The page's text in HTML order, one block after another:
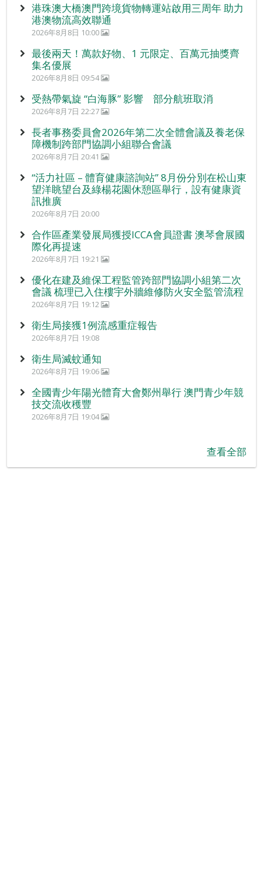
港珠澳大橋澳門跨境貨物轉運站啟用三周年 助力
港澳物流高效聯通
2026年8月8日 10:00
最後兩天！萬款好物、1 元限定、百萬元抽獎齊
集名優展
2026年8月8日 09:54
受熱帶氣旋 “白海豚” 影響 部分航班取消
2026年8月7日 22:27
長者事務委員會2026年第二次全體會議及養老保
障機制跨部門協調小組聯合會議
2026年8月7日 20:41
“活力社區 – 體育健康諮詢站” 8月份分別在松山東
望洋眺望台及綠楊花園休憩區舉行，設有健康資
訊推廣
2026年8月7日 20:00
合作區產業發展局獲授ICCA會員證書 澳琴會展國
際化再提速
2026年8月7日 19:21
優化在建及維保工程監管跨部門協調小組第二次
會議 梳理已入住樓宇外牆維修防火安全監管流程
2026年8月7日 19:12
衛生局接獲1例流感重症報告
2026年8月7日 19:08
衛生局滅蚊通知
2026年8月7日 19:06
全國青少年陽光體育大會鄭州舉行 澳門青少年競
技交流收穫豐
2026年8月7日 19:04
查看全部